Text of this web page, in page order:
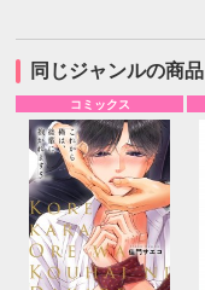
同じジャンルの商品
コミックス